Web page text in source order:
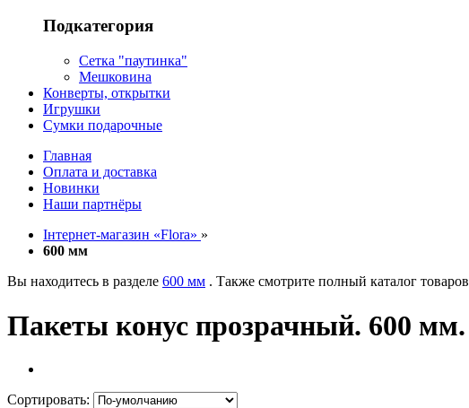
Подкатегория
Сетка "паутинка"
Мешковина
Конверты, открытки
Игрушки
Сумки подарочные
Главная
Оплата и доставка
Новинки
Наши партнёры
Інтернет-магазин «Flora» »
600 мм
Вы находитесь в разделе 600 мм . Также смотрите полный каталог товаров
Пакеты конус прозрачный. 600 мм.
Сортировать: